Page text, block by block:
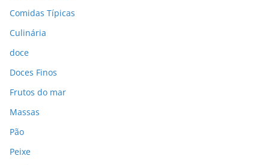
Comidas Típicas
Culinária
doce
Doces Finos
Frutos do mar
Massas
Pão
Peixe